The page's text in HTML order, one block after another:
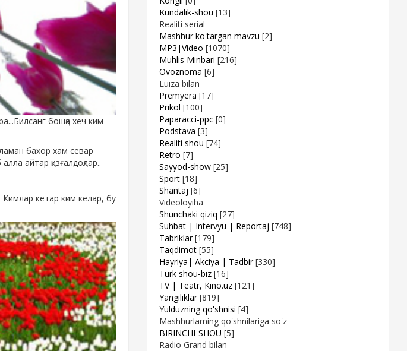
бошқа хеч ким
бахор хам севар
айтар қизғалдоқлар..
Кимлар кетар ким келар, бу
Kundalik-shou [13]
Realiti serial
Mashhur ko'targan mavzu [2]
MP3|Video [1070]
Muhlis Minbari [216]
Ovoznoma [6]
Luiza bilan
Premyera [17]
Prikol [100]
Paparacci-ppc [0]
Podstava [3]
Realiti shou [74]
Retro [7]
Sayyod-show [25]
Sport [18]
Shantaj [6]
Videoloyiha
Shunchaki qiziq [27]
Suhbat | Intervyu | Reportaj [748]
Tabriklar [179]
Taqdimot [55]
Hayriya| Akciya | Tadbir [330]
Turk shou-biz [16]
TV | Teatr, Kino.uz [121]
Yangiliklar [819]
Yulduzning qo'shnisi [4]
Mashhurlarning qo'shnilariga so'z
BIRINCHI-SHOU [5]
Radio Grand bilan